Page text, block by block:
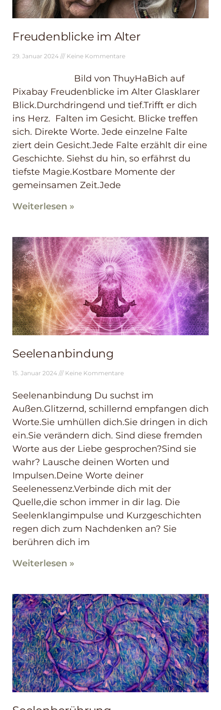
Freudenblicke im Alter
29. Januar 2024 Keine Kommentare
Bild von ThuyHaBich auf
Pixabay Freudenblicke im Alter Glasklarer
Blick.Durchdringend und tief.Trifft er dich
ins Herz. Falten im Gesicht. Blicke treffen
sich. Direkte Worte. Jede einzelne Falte
ziert dein Gesicht.Jede Falte erzählt dir eine
Geschichte. Siehst du hin, so erfährst du
tiefste Magie.Kostbare Momente der
gemeinsamen Zeit.Jede
Weiterlesen »
Seelenanbindung
15. Januar 2024 Keine Kommentare
Seelenanbindung Du suchst im
Außen.Glitzernd, schillernd empfangen dich
Worte.Sie umhüllen dich.Sie dringen in dich
ein.Sie verändern dich. Sind diese fremden
Worte aus der Liebe gesprochen?Sind sie
wahr? Lausche deinen Worten und
Impulsen.Deine Worte deiner
Seelenessenz.Verbinde dich mit der
Quelle,die schon immer in dir lag. Die
Seelenklangimpulse und Kurzgeschichten
regen dich zum Nachdenken an? Sie
berühren dich im
Weiterlesen »